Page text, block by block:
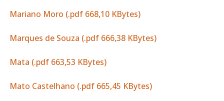
Mariano Moro (.pdf 668,10 KBytes)
Marques de Souza (.pdf 666,38 KBytes)
Mata (.pdf 663,53 KBytes)
Mato Castelhano (.pdf 665,45 KBytes)